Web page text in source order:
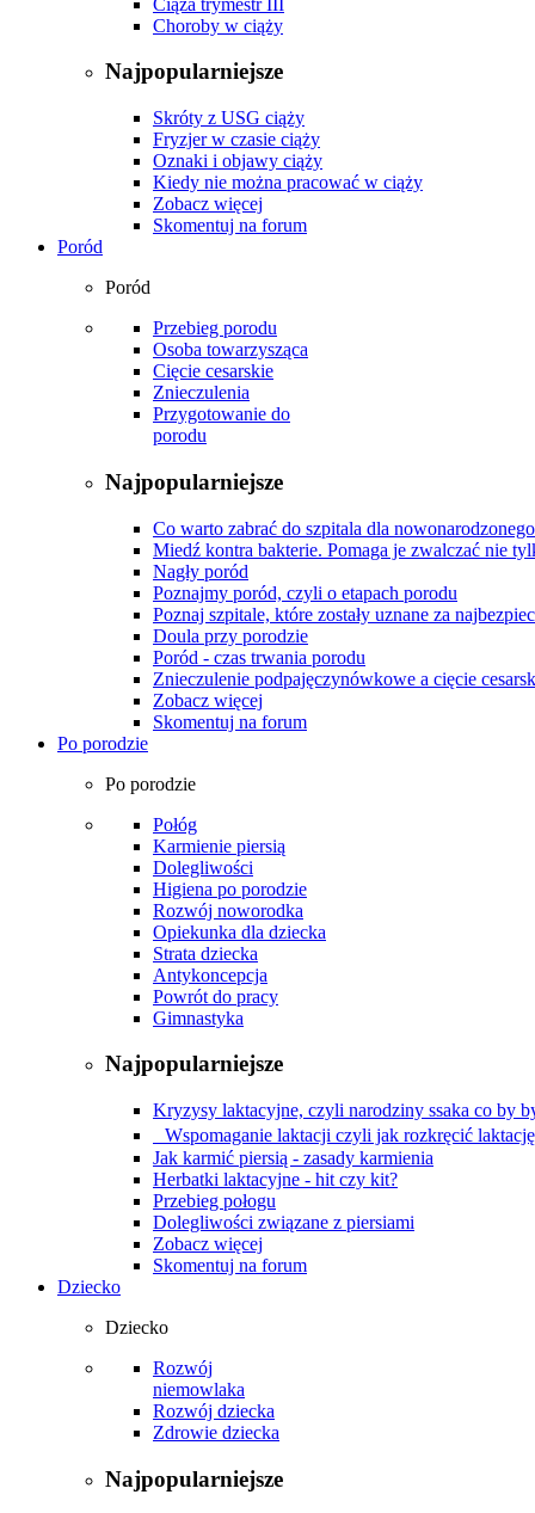
Choroby w ciąży
Najpopularniejsze
Skróty z USG ciąży
Fryzjer w czasie ciąży
Oznaki i objawy ciąży
Kiedy nie można pracować w ciąży
Zobacz więcej
Skomentuj na forum
Poród
Poród
Przebieg porodu
Osoba towarzysząca
Cięcie cesarskie
Znieczulenia
Przygotowanie do
porodu
Najpopularniejsze
Co warto zabrać do szpitala dla
Miedź kontra bakterie. Pomaga je zwalczać nie
Nagły poród
Poznajmy poród, czyli o etapach porodu
Poznaj szpitale, które zostały uznane za
Doula przy porodzie
Poród - czas trwania porodu
Znieczulenie podpajęczynówkowe a cięcie
Zobacz więcej
Skomentuj na forum
Po porodzie
Po porodzie
Połóg
Karmienie piersią
Dolegliwości
Higiena po porodzie
Rozwój noworodka
Opiekunka dla dziecka
Strata dziecka
Antykoncepcja
Powrót do pracy
Gimnastyka
Najpopularniejsze
Kryzysy laktacyjne, czyli narodziny ssaka co by
Wspomaganie laktacji czyli jak rozkręcić
Jak karmić piersią - zasady karmienia
Herbatki laktacyjne - hit czy kit?
Przebieg połogu
Dolegliwości związane z piersiami
Zobacz więcej
Skomentuj na forum
Dziecko
Dziecko
Rozwój
niemowlaka
Rozwój dziecka
Zdrowie dziecka
Najpopularniejsze